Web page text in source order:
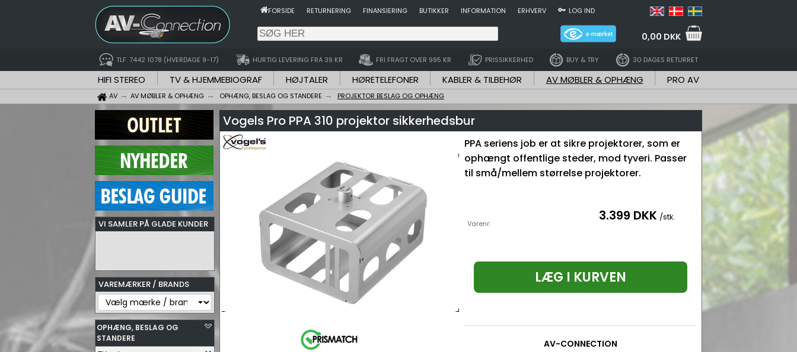
FORSIDE RETURNERING FINANSIERING BUTIKKER INFORMATION ERHVERV LOG IND
0,00 DKK
TLF. 7442 1078 (HVERDAGE 9-17) HURTIG LEVERING FRA 39 KR FRI FRAGT OVER 995 KR PRISSIKKERHED BUY & TRY 30 DAGES RETURRET
HIFI STEREO TV & HJEMMEBIOGRAF HØJTALER HØRETELEFONER KABLER & TILBEHØR AV MØBLER & OPHÆNG PRO AV
AV AV MØBLER & OPHÆNG OPHÆNG, BESLAG OG STANDERE PROJEKTOR BESLAG OG OPHÆNG
VI SAMLER PÅ GLADE KUNDER
VAREMÆRKER / BRANDS
OPHÆNG, BESLAG OG
STANDERE
Vogels Pro PPA 310 projektor sikkerhedsbur
PPA seriens job er at sikre projektorer, som er
ophængt offentlige steder, mod tyveri. Passer
til små/mellem størrelse projektorer.
Varenr: 3.399 DKK /stk.
LÆG I KURVEN
AV-CONNECTION